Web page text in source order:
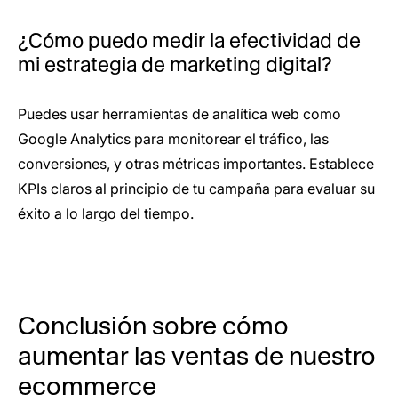
¿Cómo puedo medir la efectividad de
mi estrategia de marketing digital?
Puedes usar herramientas de analítica web como
Google Analytics para monitorear el tráfico, las
conversiones, y otras métricas importantes. Establece
KPIs claros al principio de tu campaña para evaluar su
éxito a lo largo del tiempo.
Conclusión sobre cómo
aumentar las ventas de nuestro
ecommerce